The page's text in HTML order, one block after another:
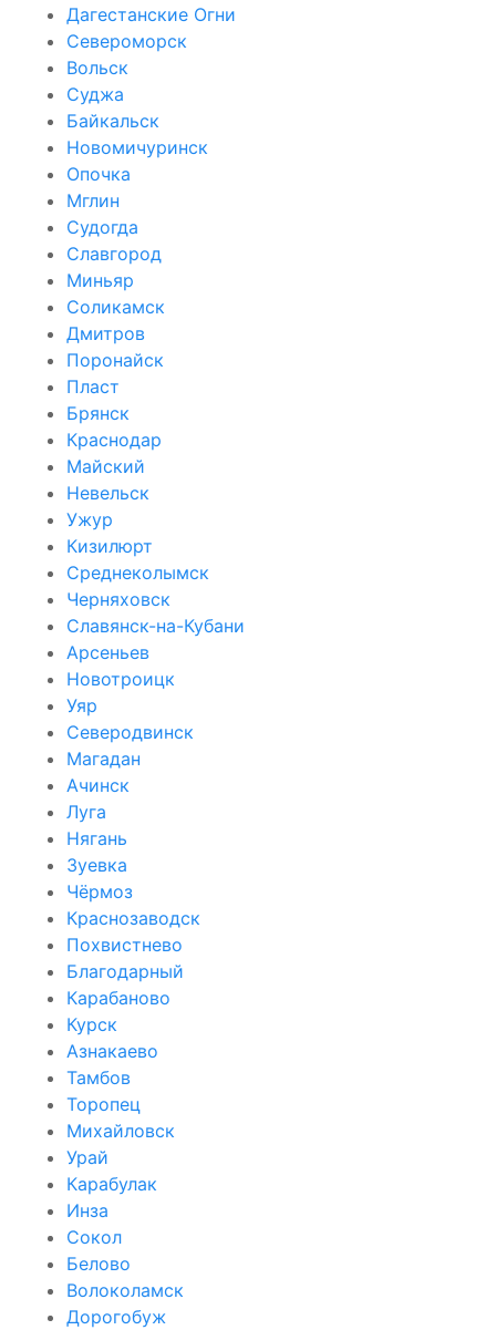
Дагестанские Огни
Североморск
Вольск
Суджа
Байкальск
Новомичуринск
Опочка
Мглин
Судогда
Славгород
Миньяр
Соликамск
Дмитров
Поронайск
Пласт
Брянск
Краснодар
Майский
Невельск
Ужур
Кизилюрт
Среднеколымск
Черняховск
Славянск-на-Кубани
Арсеньев
Новотроицк
Уяр
Северодвинск
Магадан
Ачинск
Луга
Нягань
Зуевка
Чёрмоз
Краснозаводск
Похвистнево
Благодарный
Карабаново
Курск
Азнакаево
Тамбов
Торопец
Михайловск
Урай
Карабулак
Инза
Сокол
Белово
Волоколамск
Дорогобуж